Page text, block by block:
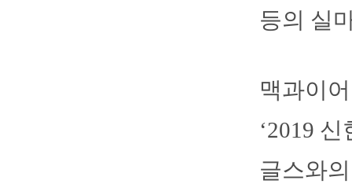
등의 실
맥과이
‘2019
글스와